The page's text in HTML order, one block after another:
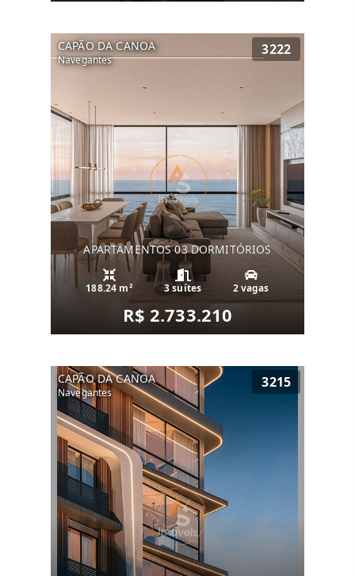
CAPÃO DA CANOA
Navegantes
3222
APARTAMENTOS 03 DORMITÓRIOS
188.24 m² 3 suítes 2 vagas
R$ 2.733.210
CAPÃO DA CANOA
Navegantes
3215